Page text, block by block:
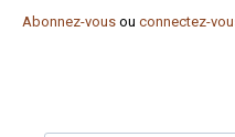
Formez-vous !
Abonnez-vous ou connectez-